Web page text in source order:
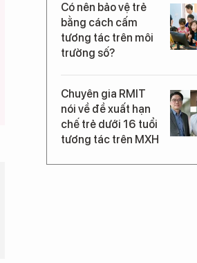
Có nên bảo vệ trẻ
bằng cách cấm
tương tác trên môi
trường số?
Chuyên gia RMIT
nói về đề xuất hạn
chế trẻ dưới 16 tuổi
tương tác trên MXH